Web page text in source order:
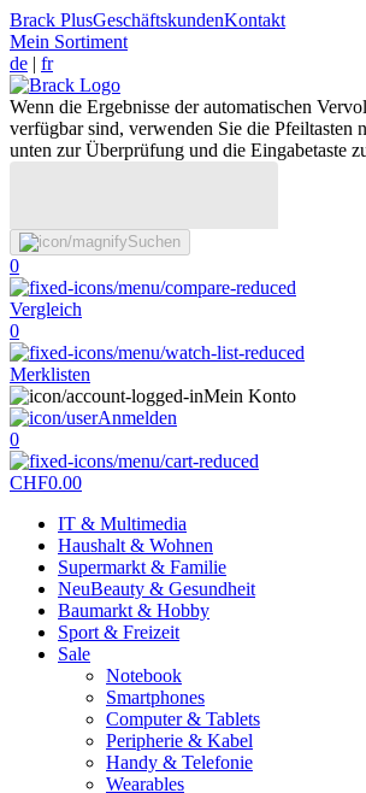
Brack PlusGeschäftskundenKontakt
Mein Sortiment
de | fr
Wenn die Ergebnisse der automatischen
verfügbar sind, verwenden Sie die Pfeiltasten
unten zur Überprüfung und die Eingabetaste
Suchen
0
Vergleich
0
Merklisten
Mein Konto
Anmelden
0
CHF0.00
IT & Multimedia
Haushalt & Wohnen
Supermarkt & Familie
NeuBeauty & Gesundheit
Baumarkt & Hobby
Sport & Freizeit
Sale
Notebook
Smartphones
Computer & Tablets
Peripherie & Kabel
Handy & Telefonie
Wearables